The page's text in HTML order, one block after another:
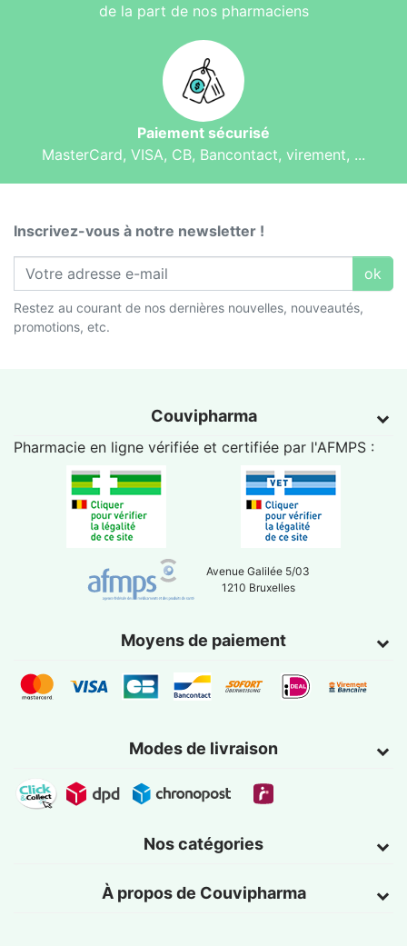
de la part de nos pharmaciens
Paiement sécurisé
MasterCard, VISA, CB, Bancontact, virement, ...
Inscrivez-vous à notre newsletter !
ok
Restez au courant de nos dernières nouvelles, nouveautés,
promotions, etc.
Couvipharma
Pharmacie en ligne vérifiée et certifiée par l'AFMPS :
Avenue Galilée 5/03
1210 Bruxelles
Moyens de paiement
Modes de livraison
Nos catégories
À propos de Couvipharma